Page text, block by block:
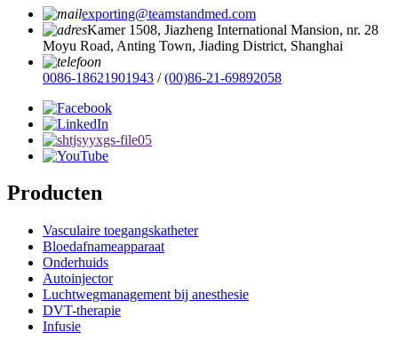
exporting@teamstandmed.com
Kamer 1508, Jiazheng International Mansion, nr. 28
Moyu Road, Anting Town, Jiading District, Shanghai
0086-18621901943 /(00)86-21-69892058
Producten
Vasculaire toegangskatheter
Bloedafnameapparaat
Onderhuids
Autoinjector
Luchtwegmanagement bij anesthesie
DVT-therapie
Infusie